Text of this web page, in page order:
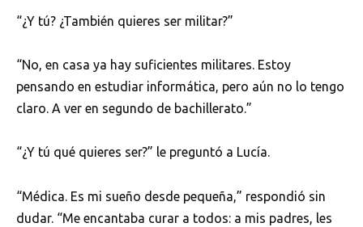
“¿Y tú? ¿También quieres ser militar?”
“No, en casa ya hay suficientes militares. Estoy
pensando en estudiar informática, pero aún no lo tengo
claro. A ver en segundo de bachillerato.”
“¿Y tú qué quieres ser?” le preguntó a Lucía.
“Médica. Es mi sueño desde pequeña,” respondió sin
dudar. “Me encantaba curar a todos: a mis padres, les